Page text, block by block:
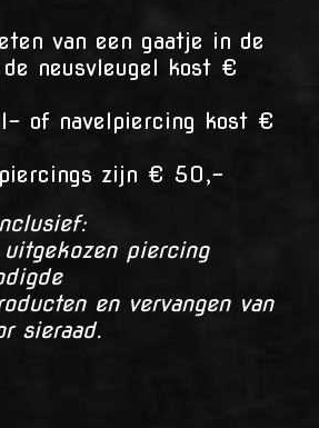
van een gaatje in de
neusvleugel kost €
of navelpiercing kost €
piercings zijn € 50,-
piercing
en vervangen van
sieraad.